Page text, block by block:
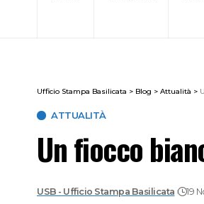
Ufficio Stampa Basilicata > Blog > Attualità >
ATTUALITÀ
Un fiocco
USB - Ufficio Stampa Basilicata 19